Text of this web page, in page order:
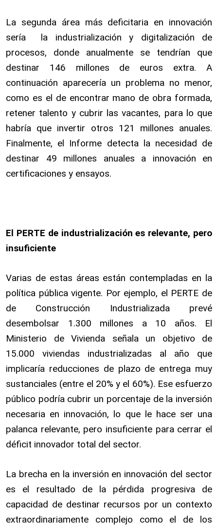
La segunda área más deficitaria en innovación
sería la industrialización y digitalización de
procesos, donde anualmente se tendrían que
destinar 146 millones de euros extra. A
continuación aparecería un problema no menor,
como es el de encontrar mano de obra formada,
retener talento y cubrir las vacantes, para lo que
habría que invertir otros 121 millones anuales.
Finalmente, el Informe detecta la necesidad de
destinar 49 millones anuales a innovación en
certificaciones y ensayos.
El PERTE de industrialización es relevante, pero
insuficiente
Varias de estas áreas están contempladas en la
política pública vigente. Por ejemplo, el PERTE de
de Construcción Industrializada prevé
desembolsar 1.300 millones a 10 años. El
Ministerio de Vivienda señala un objetivo de
15.000 viviendas industrializadas al año que
implicaría reducciones de plazo de entrega muy
sustanciales (entre el 20% y el 60%). Ese esfuerzo
público podría cubrir un porcentaje de la inversión
necesaria en innovación, lo que le hace ser una
palanca relevante, pero insuficiente para cerrar el
déficit innovador total del sector.
La brecha en la inversión en innovación del sector
es el resultado de la pérdida progresiva de
capacidad de destinar recursos por un contexto
extraordinariamente complejo como el de los